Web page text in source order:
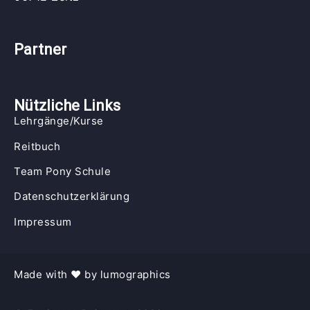
Partner
Nützliche Links
Lehrgänge/Kurse
Reitbuch
Team Pony Schule
Datenschutzerklärung
Impressum
Made with ♥︎ by lumographics